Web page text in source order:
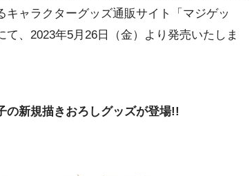
ャラクターグッズ通販サイト「マジゲッ
、2023年5月26日（金）より発売いたしま
の新規描きおろしグッズが登場!!